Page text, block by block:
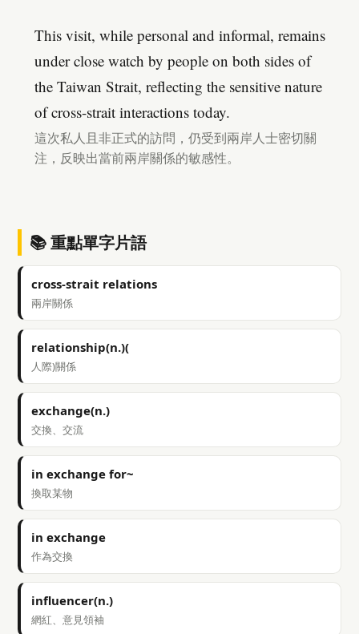
This visit, while personal and informal, remains
under close watch by people on both sides of
the Taiwan Strait, reflecting the sensitive nature
of cross-strait interactions today.
這次私人且非正式的訪問，仍受到兩岸人士密切關
注，反映出當前兩岸關係的敏感性。
📚 重點單字片語
cross-strait relations
兩岸關係
relationship(n.)(
人際)關係
exchange(n.)
交換、交流
in exchange for~
換取某物
in exchange
作為交換
influencer(n.)
網紅、意見領袖